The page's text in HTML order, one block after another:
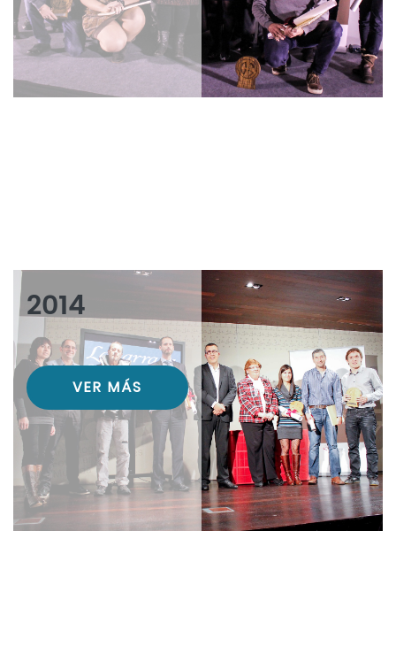
2014
VER MÁS